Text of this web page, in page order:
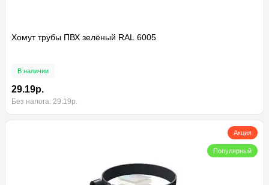
Хомут трубы ПВХ зелёный RAL 6005
В наличии
29.19р.
Без налога: 29.19р.
Акция
Популярный